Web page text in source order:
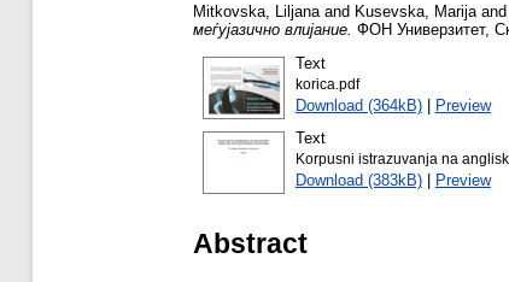
Mitkovska, Liljana and Kusevska, Marija and
меѓујазично влијание. ФОН Универзитет,
Text
korica.pdf
Download (364kB)| Preview
Text
Korpusni istrazuvanja na
Download (383kB)| Preview
Abstract